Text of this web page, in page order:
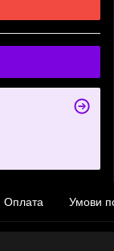
Оплата Умови